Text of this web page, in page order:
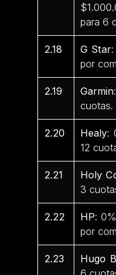
para 6
2.18 G Star:
por
2.19 Garmin
cuotas.
2.20 Healy:
12
2.21 Holy
3
2.22 HP:
por
2.23 Hugo